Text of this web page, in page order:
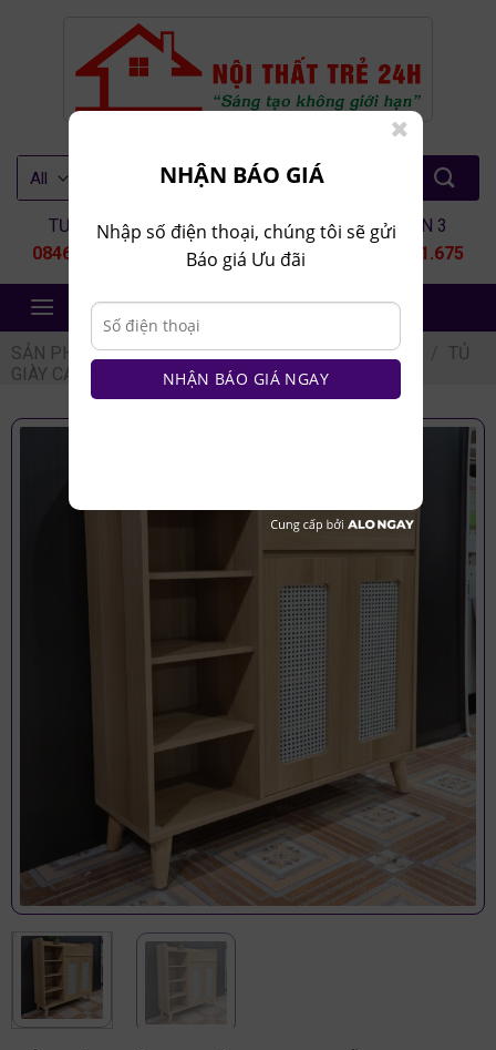
TƯ VẤN 1
0846.80.9999
TƯ VẤN 2
0935.435.286
TƯ VẤN 3
0964.651.675
NỘI THẤT TRẺ 24H
SẢN PHẨM / NỘI THẤT PHÒNG KHÁCH / TỦ GIÀY
TỦ
GIÀY CÁNH MÂY
NHẬN BÁO GIÁ
Nhập số điện thoại, chúng tôi sẽ gửi
Báo giá Ưu đãi
NHẬN BÁO GIÁ NGAY